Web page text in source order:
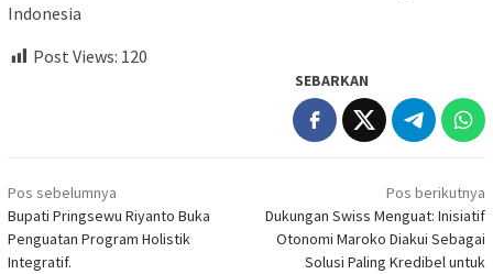
Indonesia
Post Views: 120
SEBARKAN
Navigasi
pos
Pos sebelumnya
Bupati Pringsewu Riyanto Buka
Penguatan Program Holistik
Integratif.
Pos berikutnya
Dukungan Swiss Menguat: Inisiatif
Otonomi Maroko Diakui Sebagai
Solusi Paling Kredibel untuk